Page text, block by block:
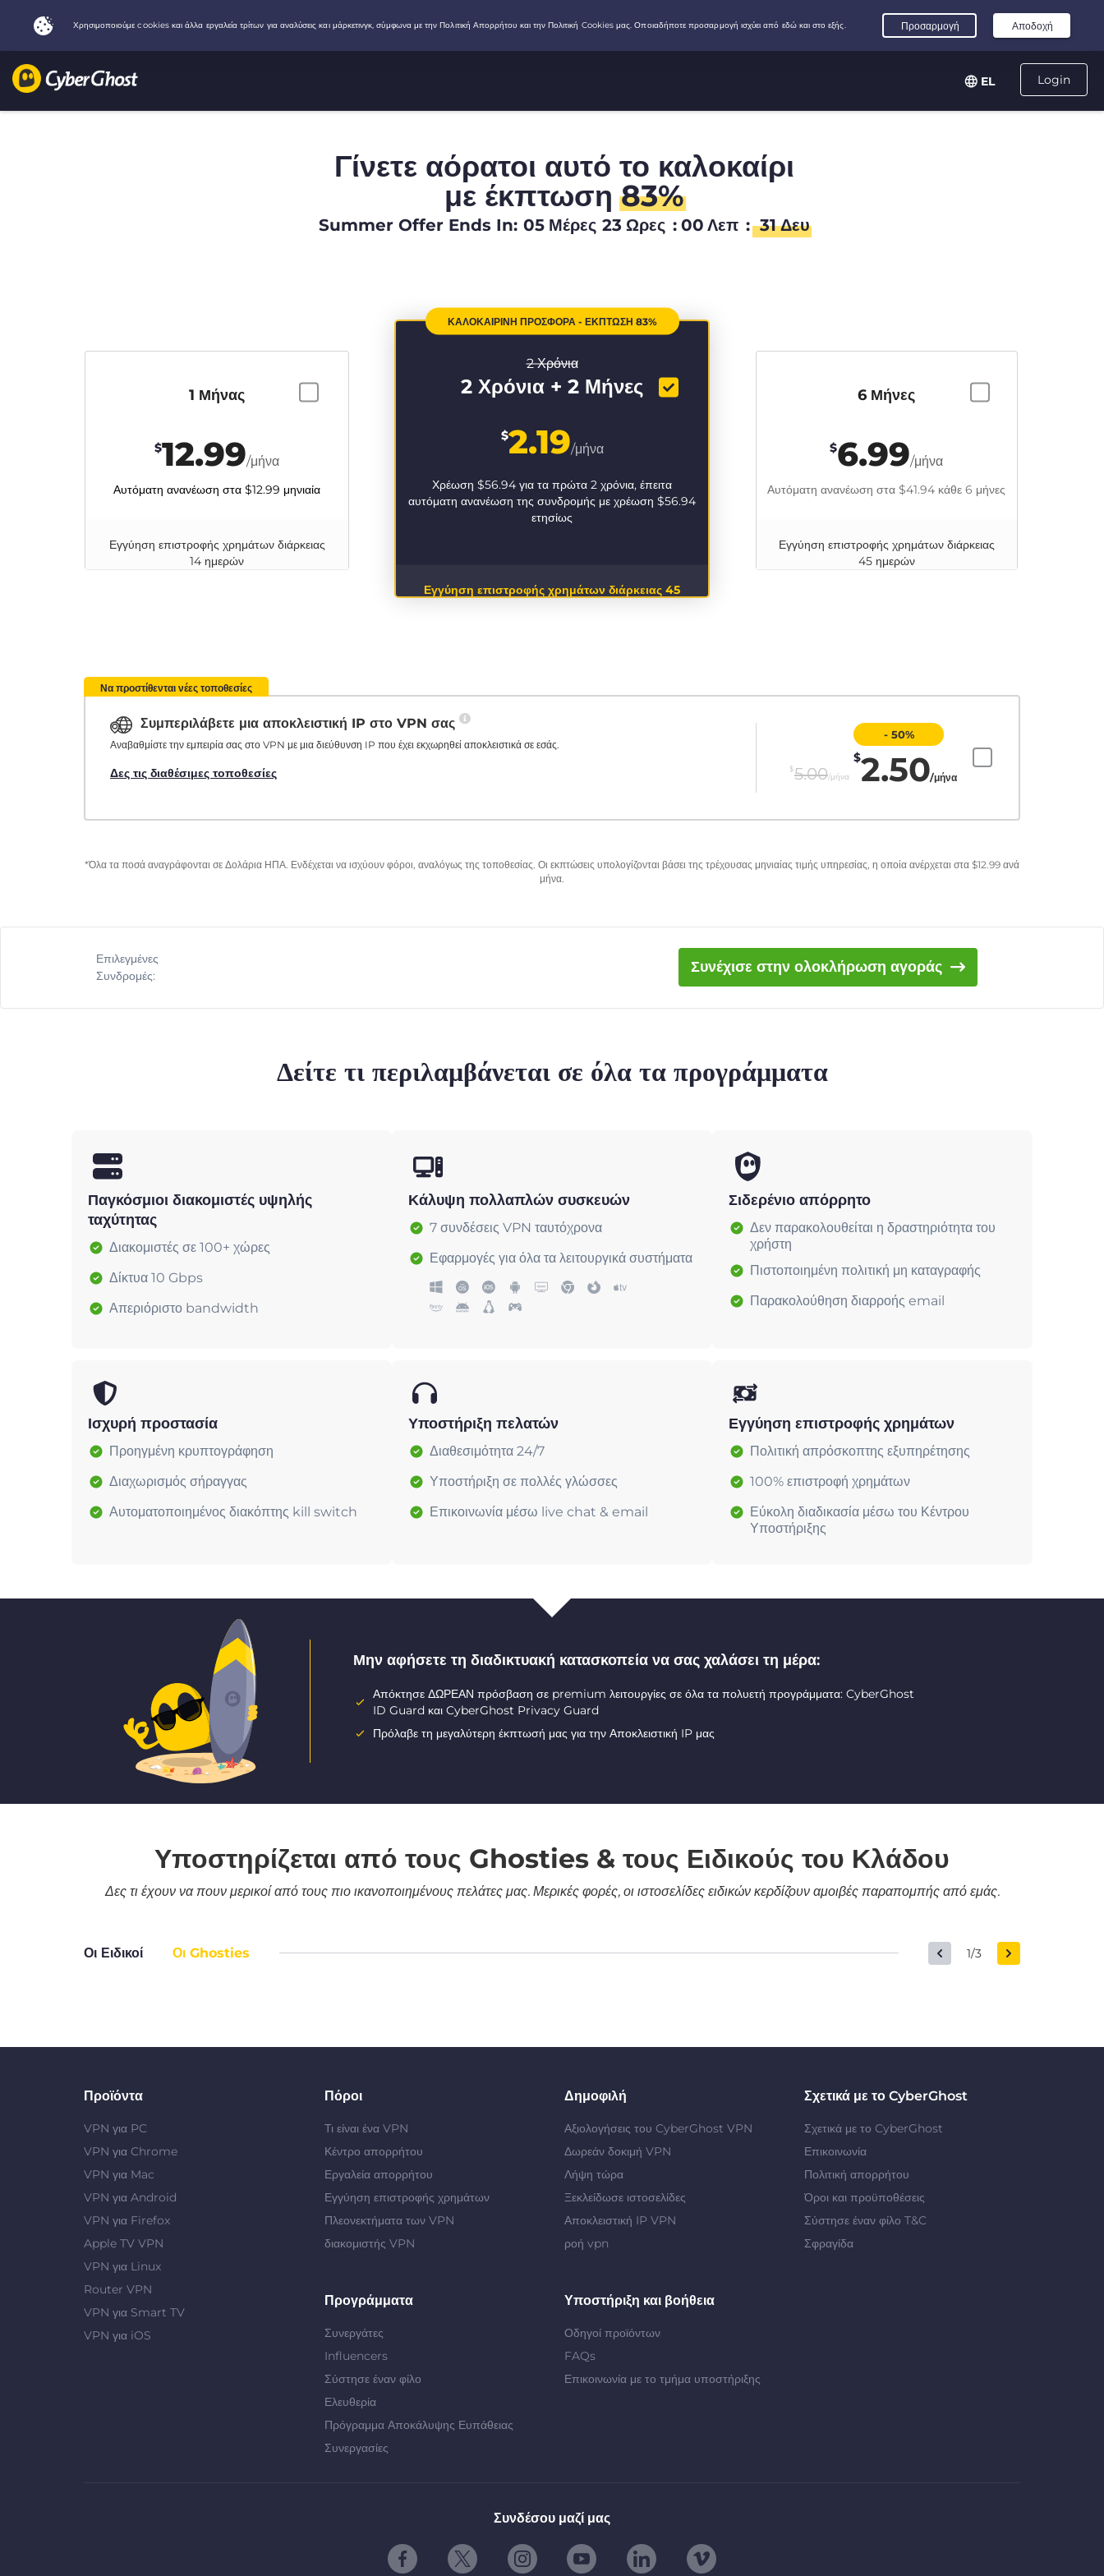
Login
EL
Γίνετε αόρατοι αυτό το καλοκαίρι
με έκπτωση83%
Summer Offer Ends In: 05 Μέρες 23 Ωρες : 00 Λεπ : 31 Δευ
ΚΑΛΟΚΑΙΡΙΝΉ ΠΡΟΣΦΟΡΆ - ΈΚΠΤΩΣΗ 83%
2 Χρόνια
2 Χρόνια + 2 Μήνες
$2.19/μήνα
Χρέωση $56.94 για τα πρώτα 2 χρόνια, έπειτα
αυτόματη ανανέωση της συνδρομής με χρέωση $56.94
ετησίως
Εγγύηση επιστροφής χρημάτων διάρκειας 45
6 Μήνες
$6.99/μήνα
Αυτόματη ανανέωση στα $41.94 κάθε 6 μήνες
Εγγύηση επιστροφής χρημάτων διάρκειας
45 ημερών
1 Μήνας
$12.99/μήνα
Αυτόματη ανανέωση στα $12.99 μηνιαία
Εγγύηση επιστροφής χρημάτων διάρκειας
14 ημερών
Να προστίθενται νέες τοποθεσίες
Συμπεριλάβετε μια αποκλειστική IP στο VPN σας
Αναβαθμίστε την εμπειρία σας στο VPN με μια διεύθυνση IP που έχει εκχωρηθεί αποκλειστικά σε εσάς.
Δες τις διαθέσιμες τοποθεσίες $5.00/μήνα
- 50%
$2.50/μήνα
*Όλα τα ποσά αναγράφονται σε Δολάρια ΗΠΑ. Ενδέχεται να ισχύουν φόροι, αναλόγως της τοποθεσίας. Οι εκπτώσεις υπολογίζονται βάσει της τρέχουσας μηνιαίας τιμής υπηρεσίας, η οποία ανέρχεται στα $12.99 ανά
μήνα.
Επιλεγμένες
Συνδρομές:
Συνέχισε στην ολοκλήρωση αγοράς
Δείτε τι περιλαμβάνεται σε όλα τα προγράμματα
Παγκόσμιοι διακομιστές υψηλής
ταχύτητας
Διακομιστές σε 100+ χώρες
Δίκτυα 10 Gbps
Απεριόριστο bandwidth
Κάλυψη πολλαπλών συσκευών
7 συνδέσεις VPN ταυτόχρονα
Εφαρμογές για όλα τα λειτουργικά συστήματα
Σιδερένιο απόρρητο
Δεν παρακολουθείται η δραστηριότητα του
χρήστη
Πιστοποιημένη πολιτική μη καταγραφής
Παρακολούθηση διαρροής email
Ισχυρή προστασία
Προηγμένη κρυπτογράφηση
Διαχωρισμός σήραγγας
Αυτοματοποιημένος διακόπτης kill switch
Υποστήριξη πελατών
Διαθεσιμότητα 24/7
Υποστήριξη σε πολλές γλώσσες
Επικοινωνία μέσω live chat & email
Εγγύηση επιστροφής χρημάτων
Πολιτική απρόσκοπτης εξυπηρέτησης
100% επιστροφή χρημάτων
Εύκολη διαδικασία μέσω του Κέντρου
Υποστήριξης
Μην αφήσετε τη διαδικτυακή κατασκοπεία να σας χαλάσει τη μέρα:
Απόκτησε ΔΩΡΕΑΝ πρόσβαση σε premium λειτουργίες σε όλα τα πολυετή προγράμματα: CyberGhost
ID Guard και CyberGhost Privacy Guard
Πρόλαβε τη μεγαλύτερη έκπτωσή μας για την Αποκλειστική IP μας
Υποστηρίζεται από τους Ghosties & τους Ειδικούς του Κλάδου
Δες τι έχουν να πουν μερικοί από τους πιο ικανοποιημένους πελάτες μας. Μερικές φορές, οι ιστοσελίδες ειδικών κερδίζουν αμοιβές παραπομπής από εμάς.
Οι Ειδικοί Οι Ghosties 1/3
Προϊόντα
VPN για PC
VPN για Chrome
VPN για Mac
VPN για Android
VPN για Firefox
Apple TV VPN
VPN για Linux
Router VPN
VPN για Smart TV
VPN για iOS
Πόροι
Τι είναι ένα VPN
Κέντρο απορρήτου
Εργαλεία απορρήτου
Εγγύηση επιστροφής χρημάτων
Πλεονεκτήματα των VPN
διακομιστής VPN
Δημοφιλή
Αξιολογήσεις του CyberGhost VPN
Δωρεάν δοκιμή VPN
Λήψη τώρα
Ξεκλείδωσε ιστοσελίδες
Αποκλειστική IP VPN
ροή vpn
Σχετικά με το CyberGhost
Σχετικά με το CyberGhost
Επικοινωνία
Πολιτική απορρήτου
Όροι και προϋποθέσεις
Σύστησε έναν φίλο T&C
Σφραγίδα
Προγράμματα
Συνεργάτες
Influencers
Σύστησε έναν φίλο
Ελευθερία
Πρόγραμμα Αποκάλυψης Ευπάθειας
Συνεργασίες
Υποστήριξη και βοήθεια
Οδηγοί προϊόντων
FAQs
Επικοινωνία με το τμήμα υποστήριξης
Συνδέσου μαζί μας